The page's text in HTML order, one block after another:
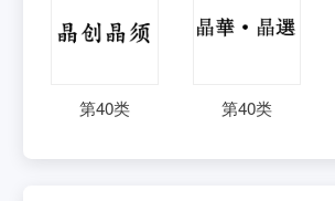
第40类 第40类